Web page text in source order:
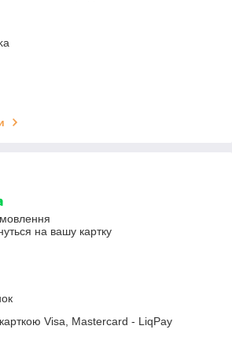
на вашу картку
Visa, Mastercard - LiqPay